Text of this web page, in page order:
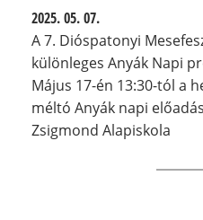
2025. 05. 07.
A 7. Dióspatonyi
különleges Anyák Napi
Május 17-én 13:30-tól a
méltó Anyák napi
Zsigmond Alapiskola